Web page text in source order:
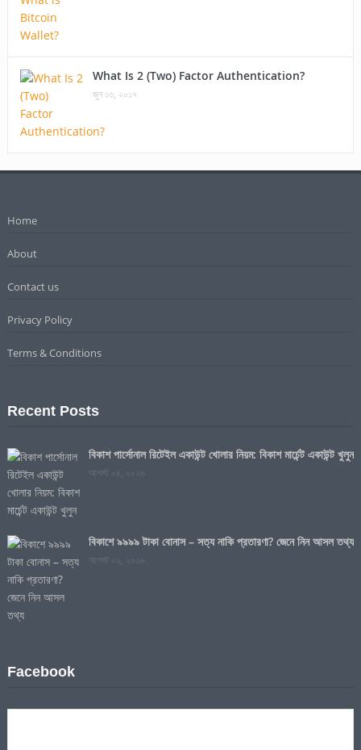
What Is 2 (Two) Factor Authentication?
জুন ১৩, ২০১৭
Home
About
Contact us
Privacy Policy
Terms & Conditions
Recent Posts
বিকাশ পার্সোনাল রিটেইল একাউন্ট খোলার নিয়ম: বিকাশ মার্চেন্ট একাউন্ট খুলুন
আগস্ট ০৪, ২০২৬
বিকাশে ৯৯৯৯ টাকা বোনাস – সত্য নাকি প্রতারণা? জেনে নিন আসল তথ্য
আগস্ট ০২, ২০২৬
Facebook